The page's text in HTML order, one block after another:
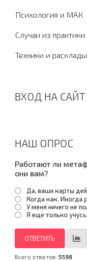
Психология и МАК
Случаи из практики
Техники и расклады
ВХОД НА САЙТ
НАШ ОПРОС
Работают ли
они вам?
Да, ваши карты
Когда как. Иногда
У меня ничего не
Я еще только учусь
Всего ответов: 5598